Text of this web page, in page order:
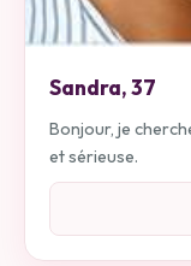
Sandra,37
Bonjour, je
et sérieuse.